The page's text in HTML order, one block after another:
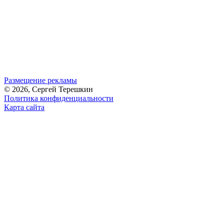
Размещение рекламы
© 2026, Сергей Терешкин
Политика конфиденциальности
Карта сайта